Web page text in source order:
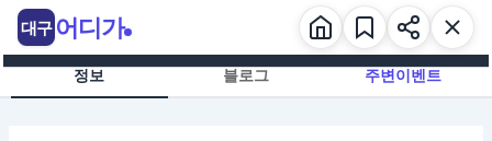
츠
정보 블로그 주변이벤트
대구 어디가